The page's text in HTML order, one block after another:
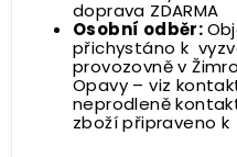
doprava ZDARMA
Osobní odběr:
přichystáno k
provozovně v
Opavy – viz
neprodleně
zboží připraveno k